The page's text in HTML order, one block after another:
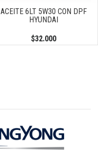
ACEITE 6LT 5W30 CON DPF
HYUNDAI
$32.000